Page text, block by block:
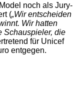
noch als Jury-
(„Wir entscheiden
Wir hatten
Schauspieler, die
für Unicef
entgegen.